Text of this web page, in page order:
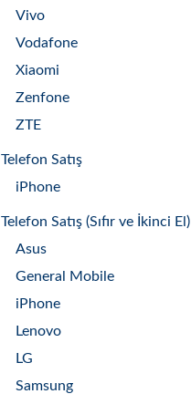
Vivo
Vodafone
Xiaomi
Zenfone
ZTE
Telefon Satış
iPhone
Telefon Satış (Sıfır ve İkinci El)
Asus
General Mobile
iPhone
Lenovo
LG
Samsung